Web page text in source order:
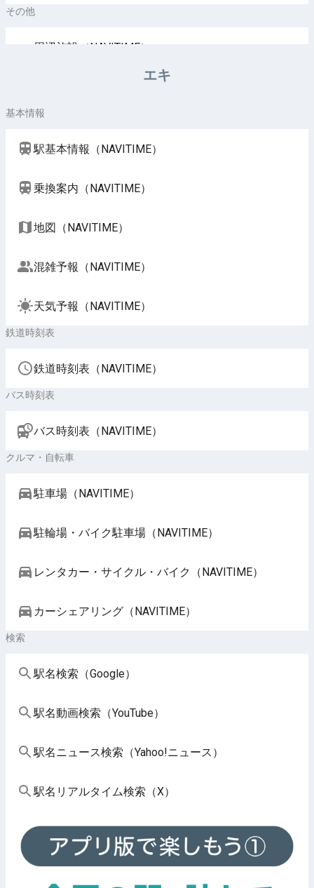
その他
周辺施設（NAVITIME）
エキ
基本情報
駅基本情報（NAVITIME）
乗換案内（NAVITIME）
地図（NAVITIME）
混雑予報（NAVITIME）
天気予報（NAVITIME）
鉄道時刻表
鉄道時刻表（NAVITIME）
バス時刻表
バス時刻表（NAVITIME）
クルマ・自転車
駐車場（NAVITIME）
駐輪場・バイク駐車場（NAVITIME）
レンタカー・サイクル・バイク（NAVITIME）
カーシェアリング（NAVITIME）
検索
駅名検索（Google）
駅名動画検索（YouTube）
駅名ニュース検索（Yahoo!ニュース）
駅名リアルタイム検索（X）